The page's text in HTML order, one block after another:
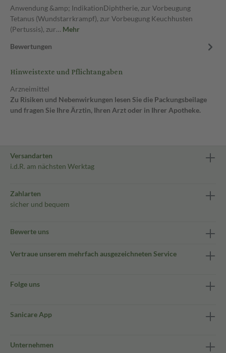
Anwendung &amp; IndikationDiphtherie, zur Vorbeugung
Tetanus (Wundstarrkrampf), zur Vorbeugung Keuchhusten
(Pertussis), zur… Mehr
Bewertungen
Hinweistexte und Pflichtangaben
Arzneimittel
Zu Risiken und Nebenwirkungen lesen Sie die Packungsbeilage
und fragen Sie Ihre Ärztin, Ihren Arzt oder in Ihrer Apotheke.
Versandarten
i.d.R. am nächsten Werktag
Zahlarten
sicher und bequem
Bewerte uns
Vertraue unserem mehrfach ausgezeichneten Service
Folge uns
Sanicare App
Unternehmen